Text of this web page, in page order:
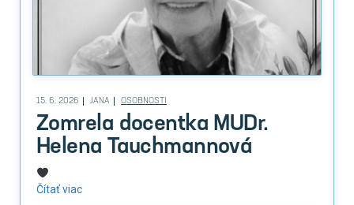
15. 6. 2026 JANA OSOBNOSTI
Zomrela docentka MUDr.
Helena Tauchmannová
Čítať viac